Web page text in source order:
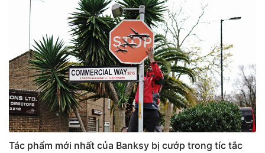
Tác phẩm mới nhất của Banksy bị cướp trong tíc tắc